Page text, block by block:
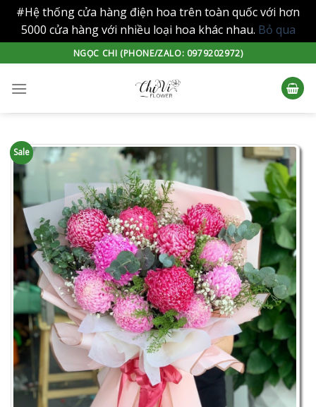
#Hệ thống cửa hàng điện hoa trên toàn quốc với hơn
5000 cửa hàng với nhiều loại hoa khác nhau. Bỏ qua
to
content
NGỌC CHI (PHONE/ZALO: 0979202972)
Sale